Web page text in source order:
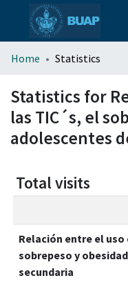
All of DSpace
Home Statistics
Statistics for
las TIC´s, el
adolescentes
Total visits
Relación entre el uso
sobrepeso y
secundaria